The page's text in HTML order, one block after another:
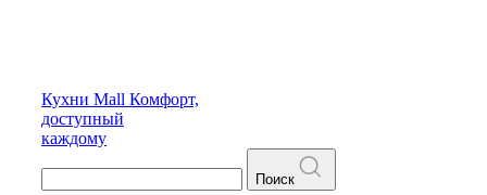
Кухни Mall Комфорт,
доступный
каждому
Поиск